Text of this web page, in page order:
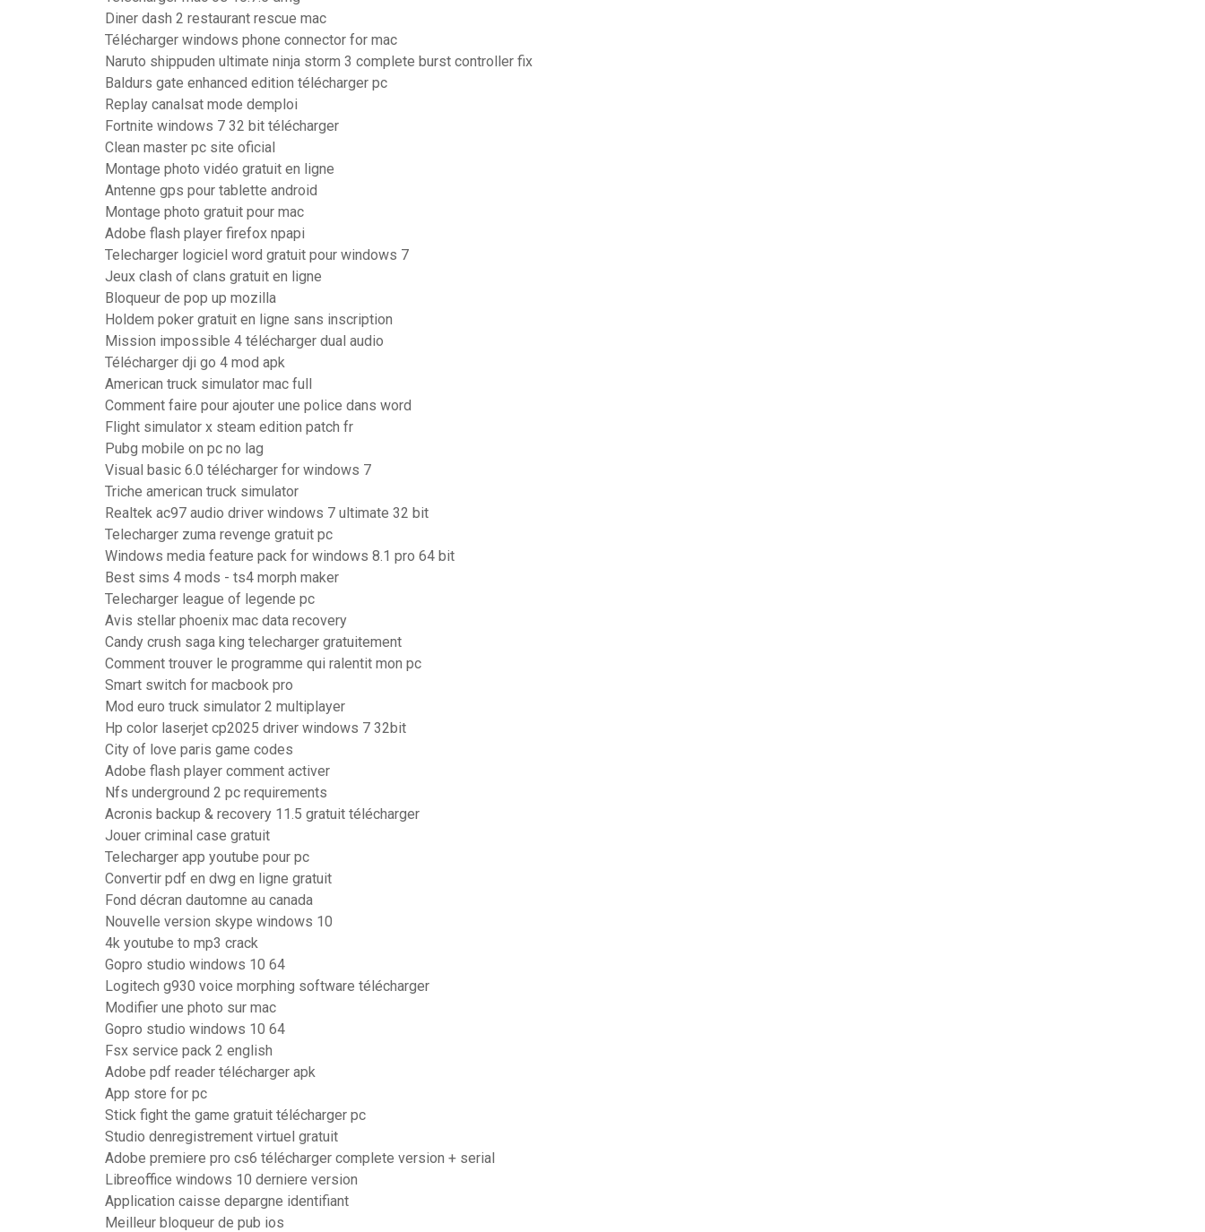
Diner dash 2 restaurant rescue mac
Télécharger windows phone connector for mac
Naruto shippuden ultimate ninja storm 3 complete burst controller fix
Baldurs gate enhanced edition télécharger pc
Replay canalsat mode demploi
Fortnite windows 7 32 bit télécharger
Clean master pc site oficial
Montage photo vidéo gratuit en ligne
Antenne gps pour tablette android
Montage photo gratuit pour mac
Adobe flash player firefox npapi
Telecharger logiciel word gratuit pour windows 7
Jeux clash of clans gratuit en ligne
Bloqueur de pop up mozilla
Holdem poker gratuit en ligne sans inscription
Mission impossible 4 télécharger dual audio
Télécharger dji go 4 mod apk
American truck simulator mac full
Comment faire pour ajouter une police dans word
Flight simulator x steam edition patch fr
Pubg mobile on pc no lag
Visual basic 6.0 télécharger for windows 7
Triche american truck simulator
Realtek ac97 audio driver windows 7 ultimate 32 bit
Telecharger zuma revenge gratuit pc
Windows media feature pack for windows 8.1 pro 64 bit
Best sims 4 mods - ts4 morph maker
Telecharger league of legende pc
Avis stellar phoenix mac data recovery
Candy crush saga king telecharger gratuitement
Comment trouver le programme qui ralentit mon pc
Smart switch for macbook pro
Mod euro truck simulator 2 multiplayer
Hp color laserjet cp2025 driver windows 7 32bit
City of love paris game codes
Adobe flash player comment activer
Nfs underground 2 pc requirements
Acronis backup & recovery 11.5 gratuit télécharger
Jouer criminal case gratuit
Telecharger app youtube pour pc
Convertir pdf en dwg en ligne gratuit
Fond décran dautomne au canada
Nouvelle version skype windows 10
4k youtube to mp3 crack
Gopro studio windows 10 64
Logitech g930 voice morphing software télécharger
Modifier une photo sur mac
Gopro studio windows 10 64
Fsx service pack 2 english
Adobe pdf reader télécharger apk
App store for pc
Stick fight the game gratuit télécharger pc
Studio denregistrement virtuel gratuit
Adobe premiere pro cs6 télécharger complete version + serial
Libreoffice windows 10 derniere version
Application caisse depargne identifiant
Meilleur bloqueur de pub ios